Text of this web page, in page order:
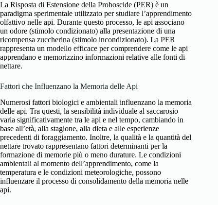
La Risposta di Estensione della Proboscide (PER) è un
paradigma sperimentale utilizzato per studiare l’apprendimento
olfattivo nelle api. Durante questo processo, le api associano
un odore (stimolo condizionato) alla presentazione di una
ricompensa zuccherina (stimolo incondizionato). La PER
rappresenta un modello efficace per comprendere come le api
apprendano e memorizzino informazioni relative alle fonti di
nettare.
Fattori che Influenzano la Memoria delle Api
Numerosi fattori biologici e ambientali influenzano la memoria
delle api. Tra questi, la sensibilità individuale al saccarosio
varia significativamente tra le api e nel tempo, cambiando in
base all’età, alla stagione, alla dieta e alle esperienze
precedenti di foraggiamento. Inoltre, la qualità e la quantità del
nettare trovato rappresentano fattori determinanti per la
formazione di memorie più o meno durature. Le condizioni
ambientali al momento dell’apprendimento, come la
temperatura e le condizioni meteorologiche, possono
influenzare il processo di consolidamento della memoria nelle
api.